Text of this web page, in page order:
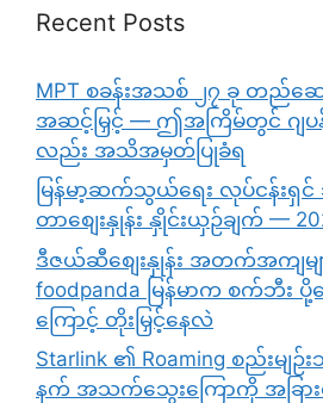
Recent Posts
MPT စခန်းအသစ် ၂၇ ခု တည်ဆ
အဆင့်မြှင့် — ဤအကြိမ်တွင် ဂျပ
လည်း အသိအမှတ်ပြုခံရ
မြန်မာ့ဆက်သွယ်ရေး လုပ်ငန်းရှင်
တာစျေးနှုန်း နှိုင်းယှဉ်ချက် —
ဒီဇယ်ဆီစျေးနှုန်း အတက်အကျမျာ
foodpanda မြန်မာက စက်ဘီး
ကြောင့် တိုးမြှင့်နေလဲ
Starlink ၏ Roaming စည်းမျ
နက် အသက်သွေးကြောကို အခြား